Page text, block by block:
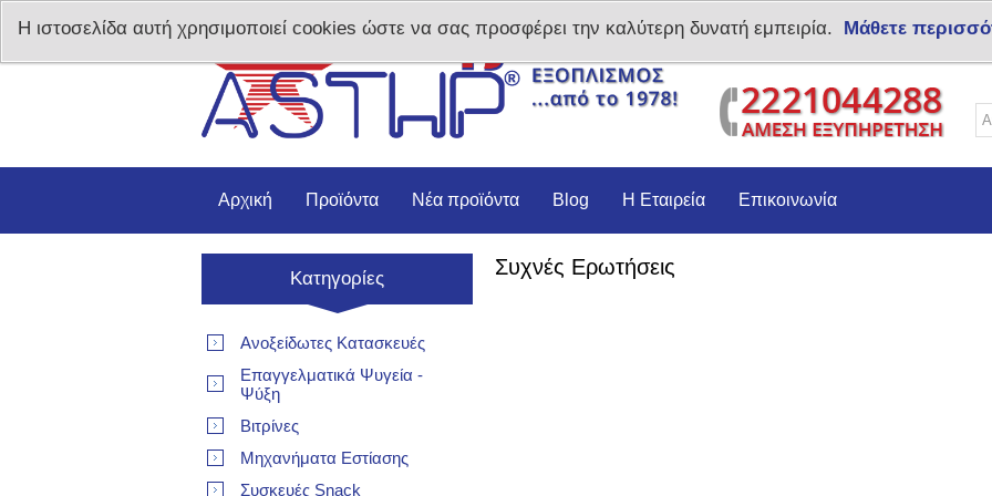
Δημιoυργία
Αρχική Προϊόντα Νέα προϊόντα Blog Η Εταιρεία Επικοινωνία
Συχνές Ερωτήσεις
Κατηγορίες
Ανοξείδωτες Κατασκευές
Επαγγελματικά Ψυγεία -
Ψύξη
Βιτρίνες
Μηχανήματα Εστίασης
Συσκευές Snack
Η ιστοσελίδα αυτή χρησιμοποιεί cookies ώστε να σας προσφέρει την καλύτερη δυνατή εμπειρία. Μάθετε